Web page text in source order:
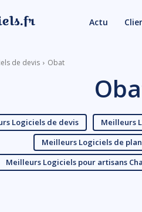
Actu
de devis Obat
Logiciels de devis
Meilleurs
Meilleurs Logiciels de
Meilleurs Logiciels pour artisans